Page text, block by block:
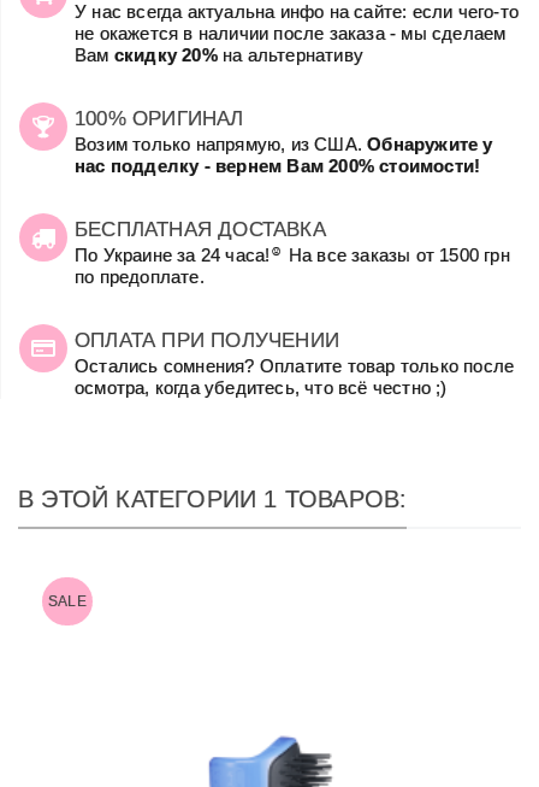
У нас всегда актуальна инфо на сайте: если чего-то
не окажется в наличии после заказа - мы сделаем
Вам скидку 20%на альтернативу
100% ОРИГИНАЛ
Возим только напрямую, из США.Обнаружите у
нас подделку - вернем Вам 200% стоимости!
БЕСПЛАТНАЯ ДОСТАВКА
По Украине за 24 часа! ☺
На все заказы от 1500 грн
по предоплате.
ОПЛАТА ПРИ ПОЛУЧЕНИИ
Остались сомнения? Оплатите товар только после
осмотра, когда убедитесь, что всё честно ;)
В ЭТОЙ КАТЕГОРИИ 1 ТОВАРОВ:
SALE